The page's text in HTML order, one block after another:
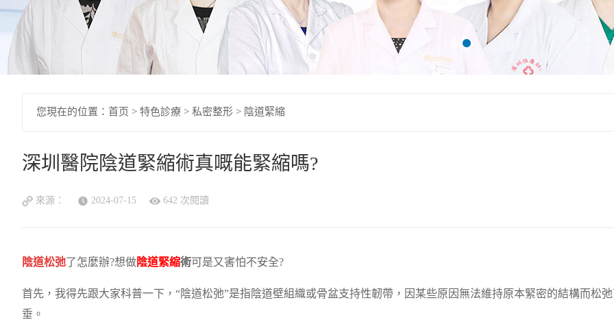
您現在的位置： 首页 > 特色診療 > 私密整形 > 陰道緊縮
深圳醫院陰道緊縮術真嘅能緊縮嗎?
來源： 2024-07-15 642 次閱讀
陰道松弛 了怎麼辦?想做陰道緊縮術可是又害怕不安全?
首先，我得先跟大家科普一下，“陰道松弛”是指陰道壁組織或骨盆支持性韌帶，因某些原因無法維持原本緊密的結構而松
垂。